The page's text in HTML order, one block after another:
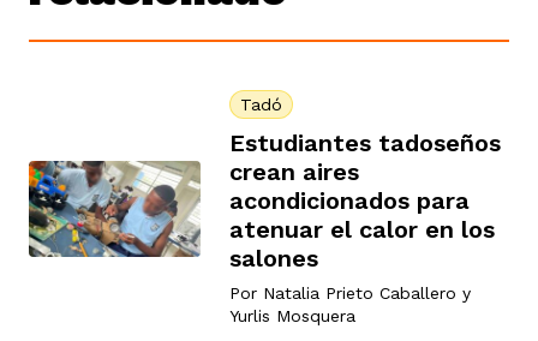
Tadó
Estudiantes tadoseños
crean aires
acondicionados para
atenuar el calor en los
salones
Por Natalia Prieto Caballero y
Yurlis Mosquera